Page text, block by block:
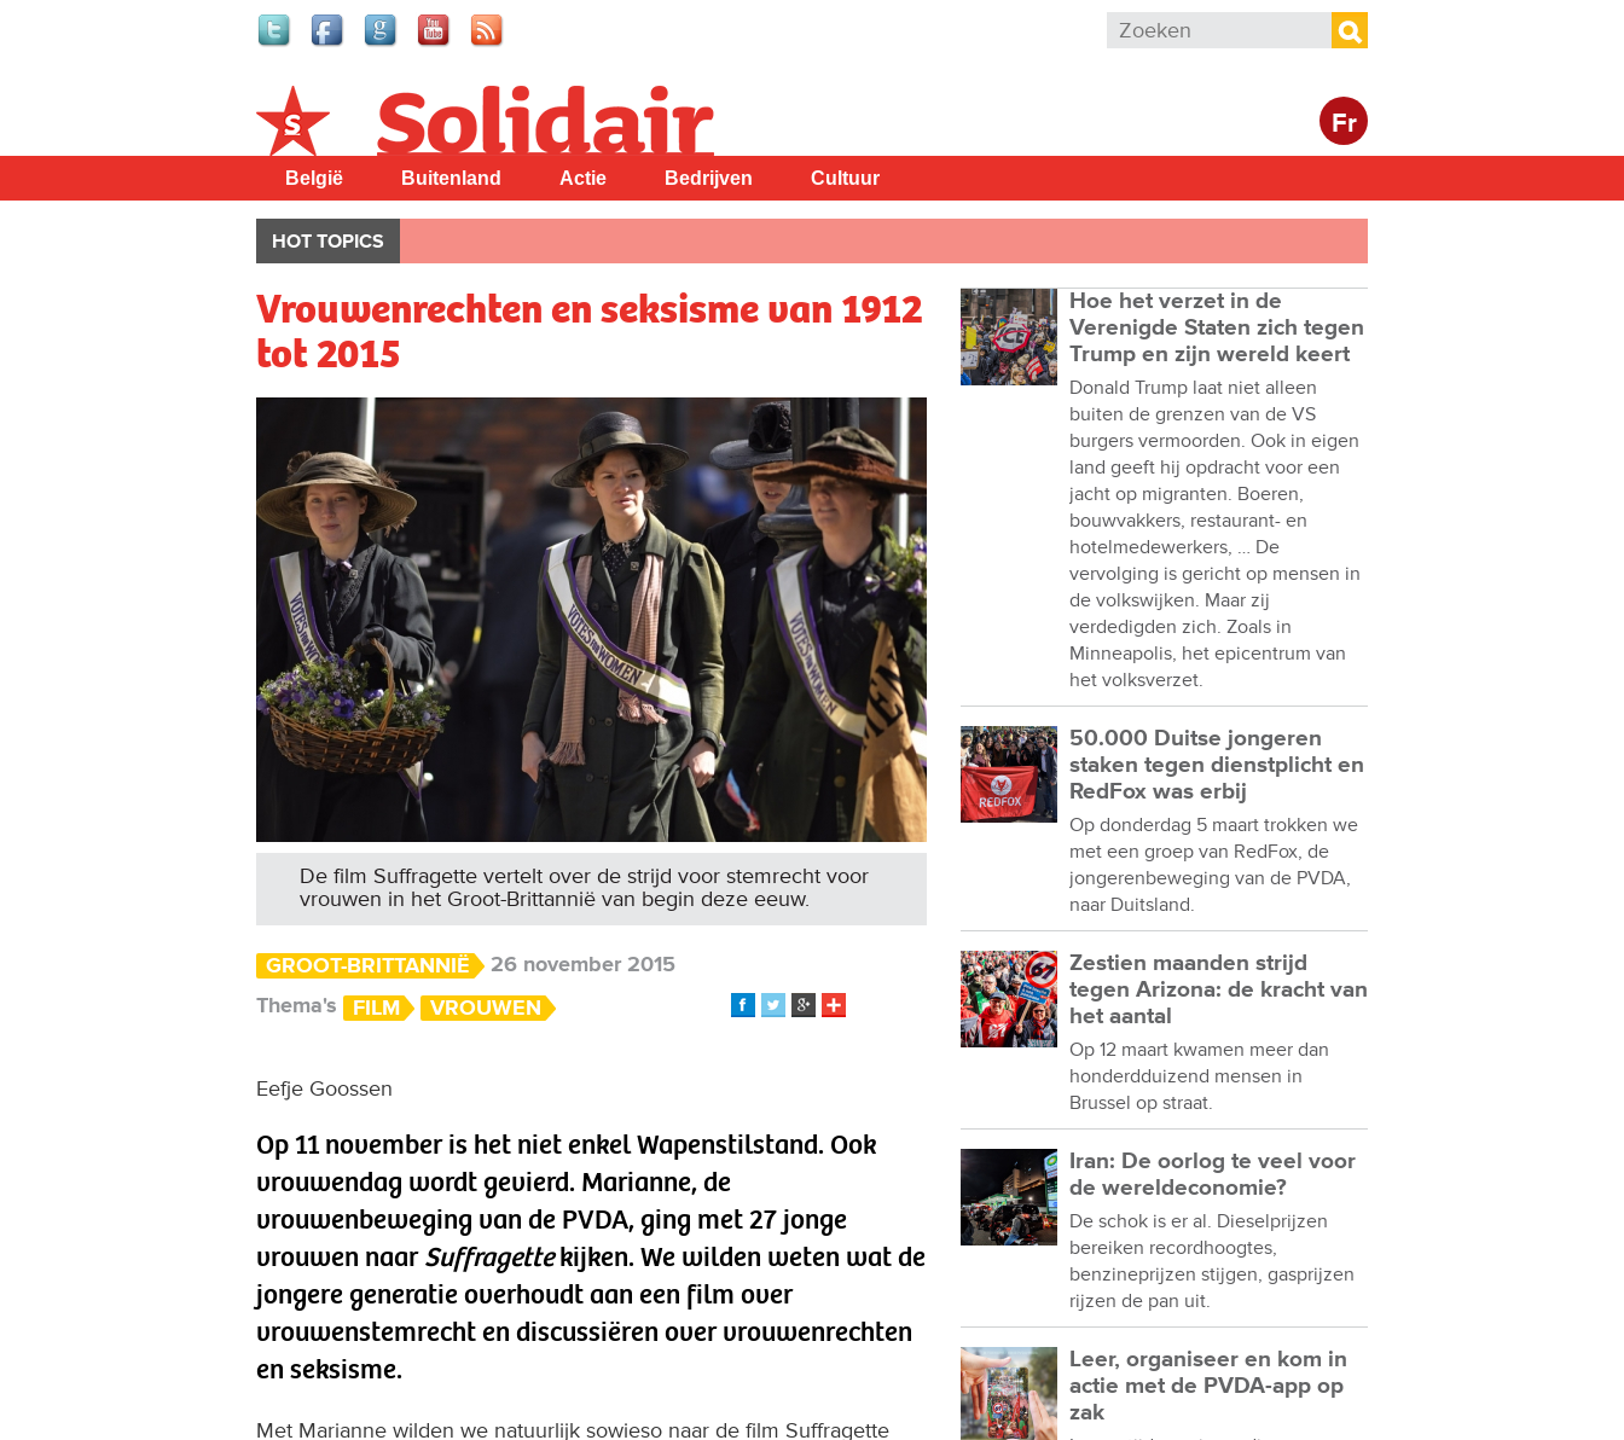
Zoekveld
Zoeken
Fr
Solidair
België Buitenland Actie Bedrijven Cultuur
HOT TOPICS
Vrouwenrechten en seksisme van 1912
tot 2015
De film Suffragette vertelt over de strijd voor stemrecht voor
vrouwen in het Groot-Brittannië van begin deze eeuw.
GROOT-BRITTANNIË
26 november 2015
Thema's
FILM VROUWEN
Eefje Goossen
Op 11 november is het niet enkel Wapenstilstand. Ook
vrouwendag wordt gevierd. Marianne, de
vrouwenbeweging van de PVDA, ging met 27 jonge
vrouwen naarSuffragettekijken. We wilden weten wat de
jongere generatie overhoudt aan een film over
vrouwenstemrecht en discussiëren over vrouwenrechten
en seksisme.
Met Marianne wilden we natuurlijk sowieso naar de film Suffragette
Hoe het verzet in de
Verenigde Staten zich tegen
Trump en zijn wereld keert
Donald Trump laat niet alleen
buiten de grenzen van de VS
burgers vermoorden. Ook in eigen
land geeft hij opdracht voor een
jacht op migranten. Boeren,
bouwvakkers, restaurant- en
hotelmedewerkers, … De
vervolging is gericht op mensen in
de volkswijken. Maar zij
verdedigden zich. Zoals in
Minneapolis, het epicentrum van
het volksverzet.
50.000 Duitse jongeren
staken tegen dienstplicht en
RedFox was erbij
Op donderdag 5 maart trokken we
met een groep van RedFox, de
jongerenbeweging van de PVDA,
naar Duitsland.
Zestien maanden strijd
tegen Arizona: de kracht van
het aantal
Op 12 maart kwamen meer dan
honderdduizend mensen in
Brussel op straat.
Iran: De oorlog te veel voor
de wereldeconomie?
De schok is er al. Dieselprijzen
bereiken recordhoogtes,
benzineprijzen stijgen, gasprijzen
rijzen de pan uit.
Leer, organiseer en kom in
actie met de PVDA-app op
zak